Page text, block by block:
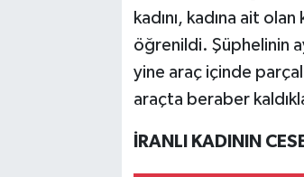
kadını, kadına ait
öğrenildi. Şüphelinin
yine araç içinde
araçta beraber
İRANLI KADININ